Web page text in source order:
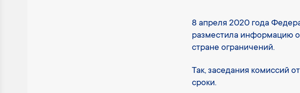
8 апреля 2020 года
разместила информацию
стране ограничений.
Так, заседания комиссий
сроки.